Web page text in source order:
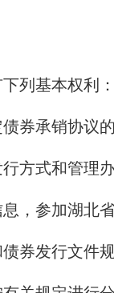
列基本权利
债券承销协议
行方式和管理
息，参加湖
债券发行文件